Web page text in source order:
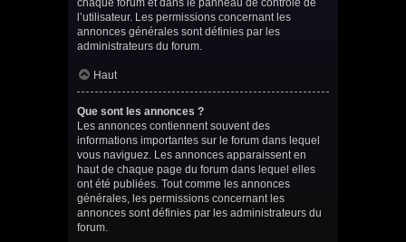
chaque forum et dans le panneau de contrôle de
l’utilisateur. Les permissions concernant les
annonces générales sont définies par les
administrateurs du forum.
Haut
Que sont les annonces ?
Les annonces contiennent souvent des
informations importantes sur le forum dans lequel
vous naviguez. Les annonces apparaissent en
haut de chaque page du forum dans lequel elles
ont été publiées. Tout comme les annonces
générales, les permissions concernant les
annonces sont définies par les administrateurs du
forum.